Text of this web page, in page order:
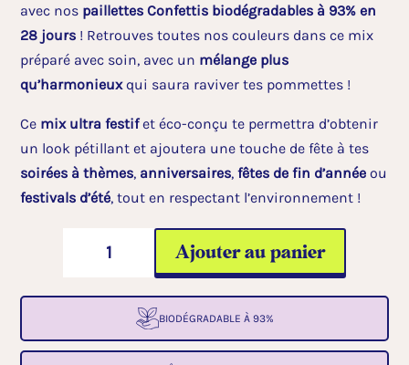
avec nos paillettes Confettis biodégradables à 93% en
28 jours ! Retrouves toutes nos couleurs dans ce mix
préparé avec soin, avec un mélange plus
qu’harmonieuxqui saura raviver tes pommettes !
Ce mix ultra festifet éco-conçu te permettra d’obtenir
un look pétillant et ajoutera une touche de fête à tes
soirées à thèmes, anniversaires,fêtes de fin d’année ou
festivals d’été, tout en respectant l’environnement !
biodegradables*
Ajouter au panier
r
BIODÉGRADABLE À 93%